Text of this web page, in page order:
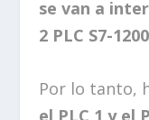
se van a
2 PLC S7-1200
Por lo tanto,
el PLC 1 y el